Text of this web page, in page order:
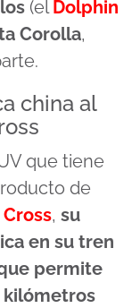
(elDolphin
Corolla,
china al
que tiene
de
, su
en su tren
permite
kilómetros